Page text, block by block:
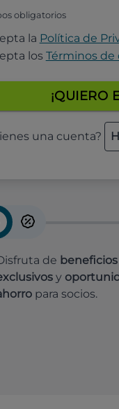
obligatorios
la Política de
los Términos
¡QUIERO
una cuenta?
de beneficios
y
para socios.